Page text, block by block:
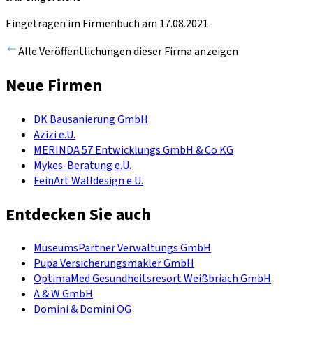
Eingetragen im Firmenbuch am 17.08.2021
Alle Veröffentlichungen dieser Firma anzeigen
Neue Firmen
DK Bausanierung GmbH
Azizi e.U.
MERINDA 57 Entwicklungs GmbH & Co KG
Mykes-Beratung e.U.
FeinArt Walldesign e.U.
Entdecken Sie auch
MuseumsPartner Verwaltungs GmbH
Pupa Versicherungsmakler GmbH
OptimaMed Gesundheitsresort Weißbriach GmbH
A & W GmbH
Domini & Domini OG